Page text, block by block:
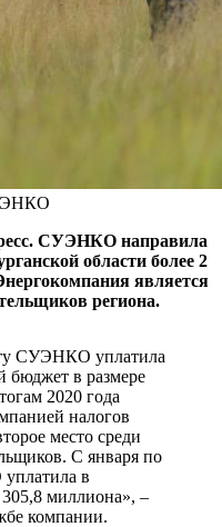
СУЭНКО направила
области более 2
является
региона.
СУЭНКО уплатила
бюджет в размере
2020 года
налогов
место среди
С января по
в
миллиона», –
компании.